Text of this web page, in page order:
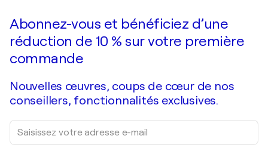
Abonnez-vous et bénéficiez d’une
réduction de 10 % sur votre première
commande
Nouvelles œuvres, coups de cœur de nos
conseillers, fonctionnalités exclusives.